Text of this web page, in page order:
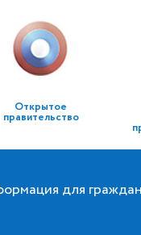
Открытое
правительство
для граждан